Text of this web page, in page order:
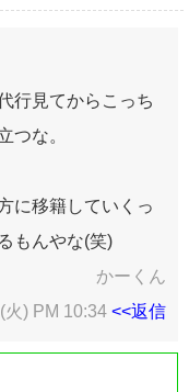
行見てからこっち
つな。
に移籍していくっ
もんやな(笑)
かーくん
火) PM 10:34 <<返信